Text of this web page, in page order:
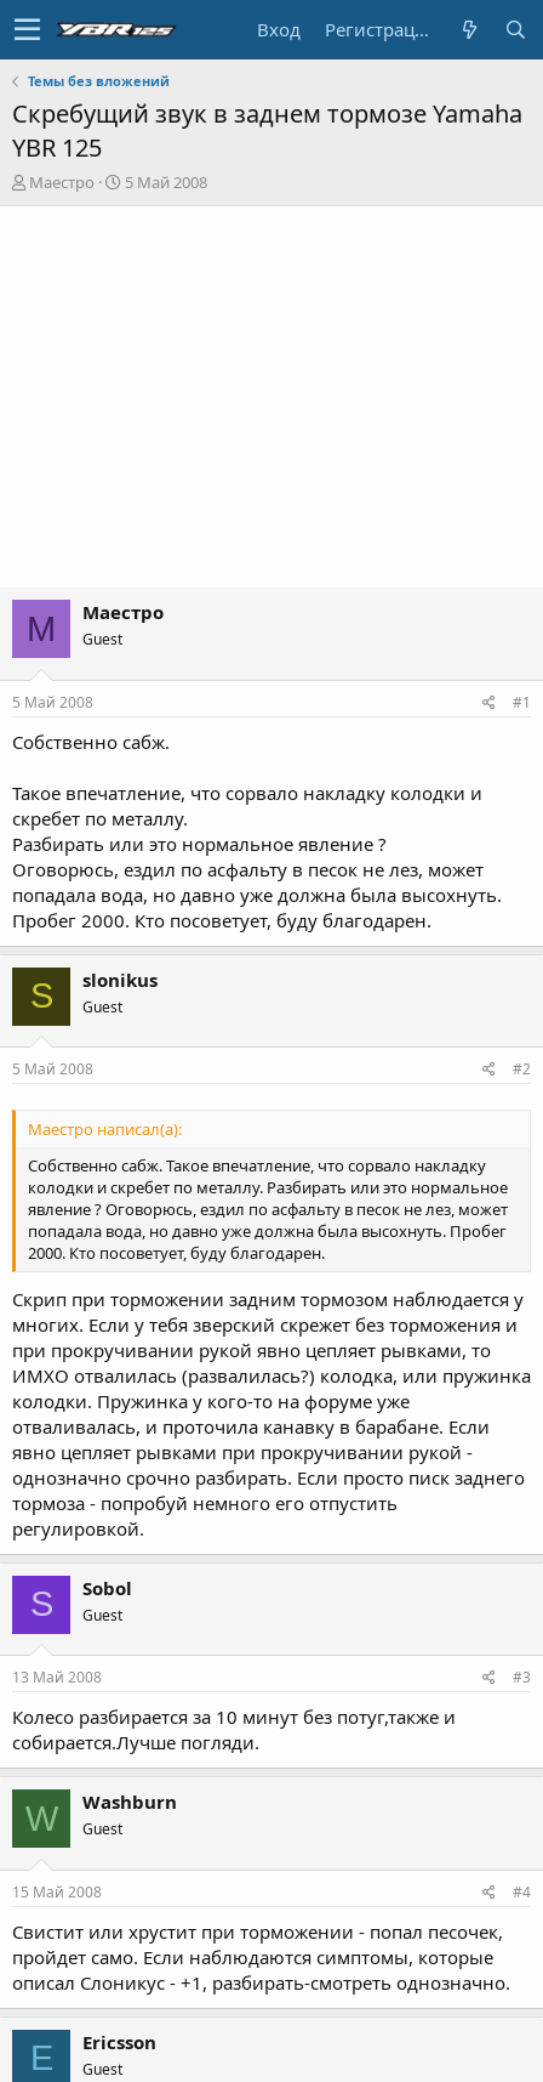
Вход Регистрация
Темы без вложений
Скребущий звук в заднем тормозе Yamaha
YBR 125
А
в
Маестро
Д
а
5 Май 2008
М Маестро
Guest
5 Май 2008 #1
Собственно сабж.
Такое впечатление, что сорвало накладку колодки и
скребет по металлу.
Разбирать или это нормальное явление ?
Оговорюсь, ездил по асфальту в песок не лез, может
попадала вода, но давно уже должна была высохнуть.
Пробег 2000. Кто посоветует, буду благодарен.
S slonikus
Guest
5 Май 2008 #2
Маестро написал(а):
Собственно сабж. Такое впечатление, что сорвало накладку
колодки и скребет по металлу. Разбирать или это нормальное
явление ? Оговорюсь, ездил по асфальту в песок не лез, может
попадала вода, но давно уже должна была высохнуть. Пробег
2000. Кто посоветует, буду благодарен.
Скрип при торможении задним тормозом наблюдается у
многих. Если у тебя зверский скрежет без торможения и
при прокручивании рукой явно цепляет рывками, то
ИМХО отвалилась (развалилась?) колодка, или пружинка
колодки. Пружинка у кого-то на форуме уже
отваливалась, и проточила канавку в барабане. Если
явно цепляет рывками при прокручивании рукой -
однозначно срочно разбирать. Если просто писк заднего
тормоза - попробуй немного его отпустить
регулировкой.
S Sobol
Guest
13 Май 2008 #3
Колесо разбирается за 10 минут без потуг,также и
собирается.Лучше погляди.
W Washburn
Guest
15 Май 2008 #4
Свистит или хрустит при торможении - попал песочек,
пройдет само. Если наблюдаются симптомы, которые
описал Слоникус - +1, разбирать-смотреть однозначно.
E Ericsson
Guest